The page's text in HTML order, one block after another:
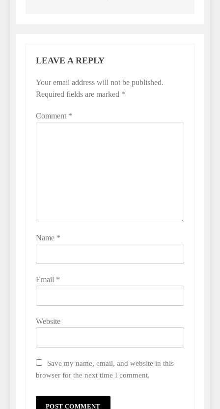
LEAVE A REPLY
Your email address will not be published.
Required fields are marked *
Comment *
Name *
Email *
Website
Save my name, email, and website in this
browser for the next time I comment.